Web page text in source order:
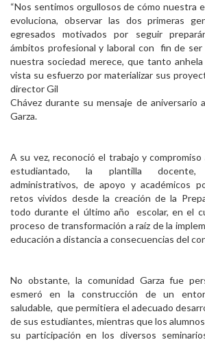
“Nos sentimos orgullosos de cómo nuestra
evoluciona, observar las dos primeras
egresados motivados por seguir
ámbitos profesional y laboral con fin de ser
nuestra sociedad merece, que tanto
vista su esfuerzo por materializar sus
director Gil
Chávez durante su mensaje de aniversario
Garza.
A su vez, reconoció el trabajo y compromiso
estudiantado, la plantilla docente,
administrativos, de apoyo y académicos
retos vividos desde la creación de la
todo durante el último año escolar, en el
proceso de transformación a raíz de la
educación a distancia a consecuencias del
No obstante, la comunidad Garza fue
esmeró en la construcción de un
saludable, que permitiera el adecuado
de sus estudiantes, mientras que los
su participación en los diversos